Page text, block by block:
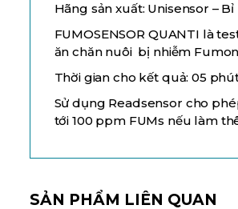
Hãng sản xuất: Unisensor – Bỉ
FUMOSENSOR QUANTI là
ăn chăn nuôi bị nhiễm
Thời gian cho kết quả: 05
Sử dụng Readsensor cho
tới 100 ppm FUMs nếu làm
SẢN PHẨM LIÊN QUAN